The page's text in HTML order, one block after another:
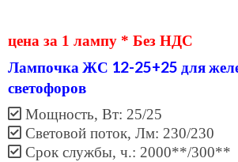
цена за 1 лампу * Без НДС
Лампочка ЖС 12-25+25 для
светофоров
Мощность, Вт: 25/25
Световой поток, Лм: 230/230
Срок службы, ч.: 2000**/300**